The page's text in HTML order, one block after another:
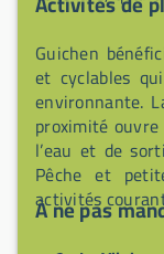
Guichen
et cyclables
environnante.
proximité
l’eau et de
Pêche et
activités
À ne pas